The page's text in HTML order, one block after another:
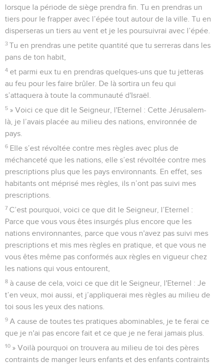
lorsque la période de siège prendra fin. Tu en prendras un
tiers pour le frapper avec l’épée tout autour de la ville. Tu en
disperseras un tiers au vent et je les poursuivrai avec l’épée.
3 Tu en prendras une petite quantité que tu serreras dans les
pans de ton habit,
4 et parmi eux tu en prendras quelques-uns que tu jetteras
au feu pour les faire brûler. De là sortira un feu qui
s’attaquera à toute la communauté d'Israël.
5 » Voici ce que dit le Seigneur, l'Eternel : Cette Jérusalem-
là, je l’avais placée au milieu des nations, environnée de
pays.
6 Elle s’est révoltée contre mes règles avec plus de
méchanceté que les nations, elle s’est révoltée contre mes
prescriptions plus que les pays environnants. En effet, ses
habitants ont méprisé mes règles, ils n’ont pas suivi mes
prescriptions.
7 C’est pourquoi, voici ce que dit le Seigneur, l’Eternel :
Parce que vous vous êtes insurgés plus encore que les
nations environnantes, parce que vous n'avez pas suivi mes
prescriptions et mis mes règles en pratique, et que vous ne
vous êtes même pas conformés aux règles en vigueur chez
les nations qui vous entourent,
8 à cause de cela, voici ce que dit le Seigneur, l'Eternel : Je
t’en veux, moi aussi, et j’appliquerai mes règles au milieu de
toi sous les yeux des nations.
9 A cause de toutes tes pratiques abominables, je te ferai ce
que je n'ai pas encore fait et ce que je ne ferai jamais plus.
10 » Voilà pourquoi on trouvera au milieu de toi des pères
contraints de manger leurs enfants et des enfants contraints